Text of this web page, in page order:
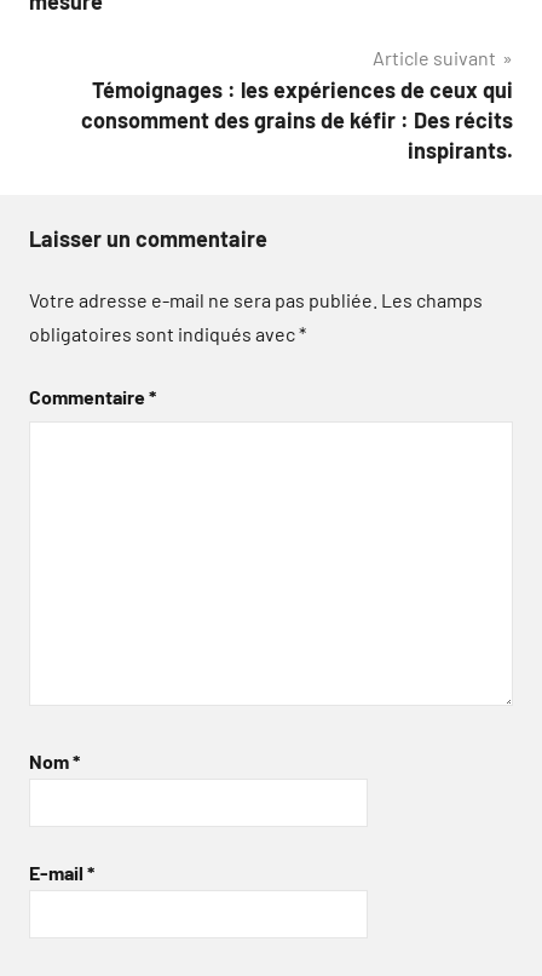
Article suivant
Témoignages : les expériences de ceux qui
consomment des grains de kéfir : Des récits
inspirants.
Laisser un commentaire
Votre adresse e-mail ne sera pas publiée. Les champs
obligatoires sont indiqués avec*
Commentaire*
Nom*
E-mail *